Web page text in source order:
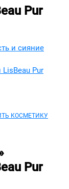
Pur
и сияние
Pur
КОСМЕТИКУ
Pur